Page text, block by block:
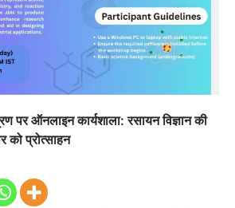
पर ऑनलाइन कार्यशाला: रसायन विज्ञान की
को प्रोत्साहन
अल्मोड़ा उत्तराखण्ड